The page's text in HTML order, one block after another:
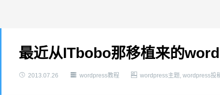
最近从ITbobo那移植来的
 2013.07.26  wordpress教程  wordpress主题, wordpress投